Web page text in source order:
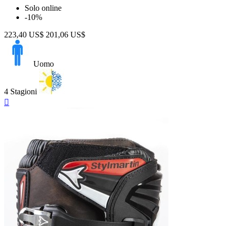
Solo online
-10%
223,40 US$ 201,06 US$
Uomo
4 Stagioni
